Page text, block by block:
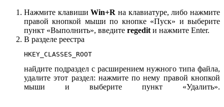
Нажмите клавишиWin+R на клавиатуре, либо нажмите
правой кнопкой мыши по кнопке «Пуск» и выберите
пункт «Выполнить», введите regedit и нажмите Enter.
В разделе реестра
HKEY_CLASSES_ROOT
найдите подраздел с расширением нужного типа файла,
удалите этот раздел: нажмите по нему правой кнопкой
мыши и выберите пункт «Удалить».